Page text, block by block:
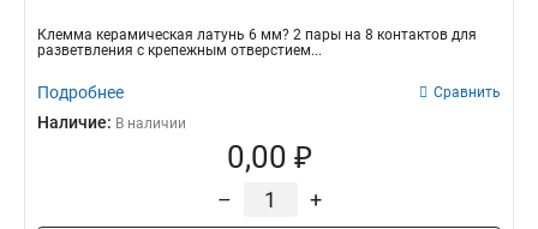
Клемма керамическая латунь 6 мм? 2 пары на 8 контактов для
разветвления с крепежным отверстием...
Подробнее Сравнить
Наличие: В наличии
0,00 ₽
– +